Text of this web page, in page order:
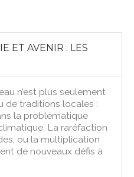
ET AVENIR : LES
n’est plus seulement
de traditions locales :
la problématique
La raréfaction
ou la multiplication
de nouveaux défis à